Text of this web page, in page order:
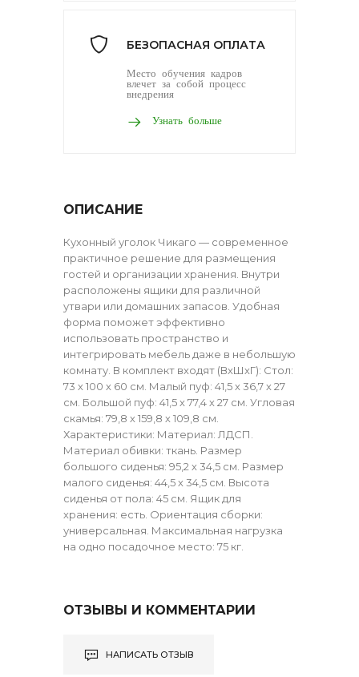
БЕЗОПАСНАЯ ОПЛАТА
Место обучения кадров
влечет за собой процесс
внедрения
Узнать больше
ОПИСАНИЕ
Кухонный уголок Чикаго — современное
практичное решение для размещения
гостей и организации хранения. Внутри
расположены ящики для различной
утвари или домашних запасов. Удобная
форма поможет эффективно
использовать пространство и
интегрировать мебель даже в небольшую
комнату. В комплект входят (ВхШхГ): Стол:
73 х 100 х 60 см. Малый пуф: 41,5 х 36,7 х 27
см. Большой пуф: 41,5 х 77,4 х 27 см. Угловая
скамья: 79,8 х 159,8 х 109,8 см.
Характеристики: Материал: ЛДСП.
Материал обивки: ткань. Размер
большого сиденья: 95,2 х 34,5 см. Размер
малого сиденья: 44,5 х 34,5 см. Высота
сиденья от пола: 45 см. Ящик для
хранения: есть. Ориентация сборки:
универсальная. Максимальная нагрузка
на одно посадочное место: 75 кг.
ОТЗЫВЫ И КОММЕНТАРИИ
НАПИСАТЬ ОТЗЫВ